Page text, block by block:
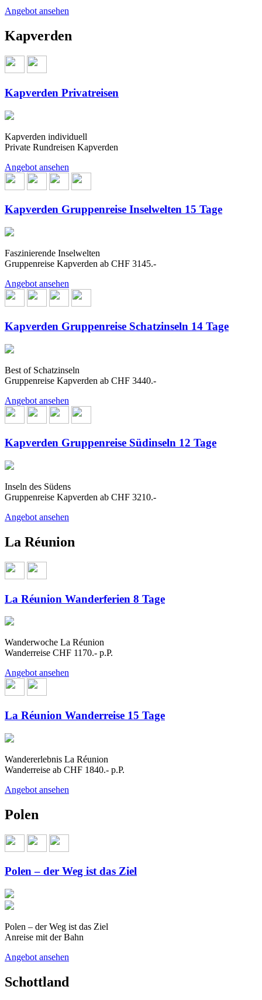
Angebot ansehen
Kapverden
Kapverden Privatreisen
Kapverden individuell
Private Rundreisen Kapverden
Angebot ansehen
Kapverden Gruppenreise Inselwelten 15 Tage
Faszinierende Inselwelten
Gruppenreise Kapverden ab CHF 3145.-
Angebot ansehen
Kapverden Gruppenreise Schatzinseln 14 Tage
Best of Schatzinseln
Gruppenreise Kapverden ab CHF 3440.-
Angebot ansehen
Kapverden Gruppenreise Südinseln 12 Tage
Inseln des Südens
Gruppenreise Kapverden ab CHF 3210.-
Angebot ansehen
La Réunion
La Réunion Wanderferien 8 Tage
Wanderwoche La Réunion
Wanderreise CHF 1170.- p.P.
Angebot ansehen
La Réunion Wanderreise 15 Tage
Wandererlebnis La Réunion
Wanderreise ab CHF 1840.- p.P.
Angebot ansehen
Polen
Polen – der Weg ist das Ziel
Polen – der Weg ist das Ziel
Anreise mit der Bahn
Angebot ansehen
Schottland